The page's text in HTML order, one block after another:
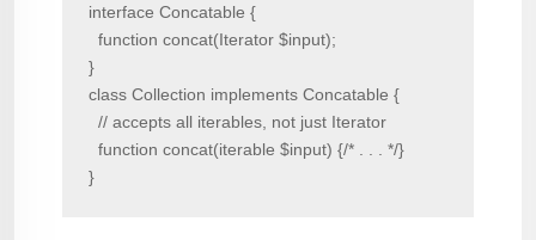
interface Concatable {
  function concat(Iterator $input);
}
class Collection implements Concatable {
  // accepts all iterables, not just Iterator
  function concat(iterable $input) {/* . . . */}
}